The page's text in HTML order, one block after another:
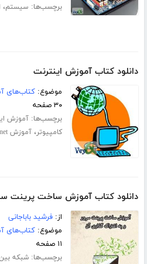
برچسب‌ها: سیستم،
دانلود کتاب آموزش اینترنت
موضوع:کتاب‌های
۳۰ صفحه
برچسب‌ها:آموزش
کامپیوتر،آموزش Internet
دانلود کتاب آموزش ساخت پرینت
از:فرشید باباجانی
موضوع:کتاب‌های
۱۱ صفحه
برچسب‌ها:شبکه